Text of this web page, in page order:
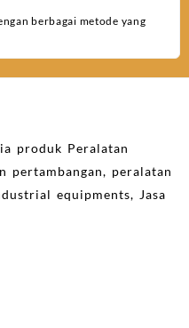
berbagai metode yang
produk Peralatan
pertambangan, peralatan
equipments, Jasa